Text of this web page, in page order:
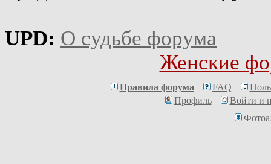
UPD: О судьбе форума
Женские
Правила форума FAQ
Профиль
Войти и